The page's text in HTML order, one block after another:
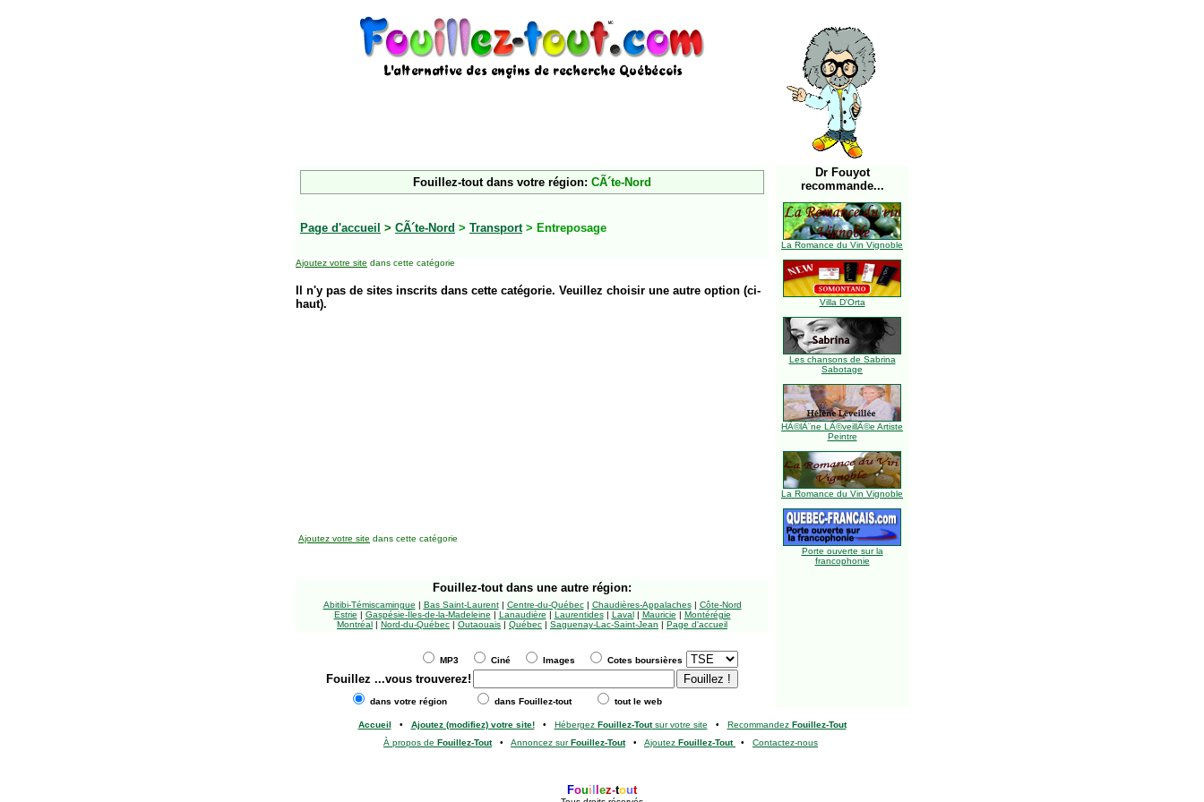
Fouillez-tout dans votre région: CÃ´te-Nord
Page d'accueil > CÃ´te-Nord > Transport> Entreposage
Ajoutez votre site dans cette catégorie
Il n'y pas de sites inscrits dans cette catégorie. Veuillez choisir une autre option (ci-
haut).
Dr Fouyot
recommande...
La Romance du Vin Vignoble
Villa D'Orta
Les chansons de Sabrina
Sabotage
HÃ©lÃ¨ne LÃ©veillÃ©e Artiste
Peintre
La Romance du Vin Vignoble
Porte ouverte sur la
francophonie
Ajoutez votre site dans cette catégorie
Fouillez-tout dans une autre région:
Abitibi-Témiscamingue | Bas Saint-Laurent| Centre-du-Québec| Chaudières-Appalaches| Côte-Nord
Estrie | Gaspésie-Îles-de-la-Madeleine | Lanaudière | Laurentides| Laval| Mauricie | Montérégie
Montréal | Nord-du-Québec | Outaouais | Québec | Saguenay-Lac-Saint-Jean | Page d'accueil
MP3 Ciné Images Cotes boursières
Fouillez ...vous trouverez!
dans votre région dans Fouillez-tout tout le web
Accueil • Ajoutez (modifiez) votre site!• Hébergez Fouillez-Toutsur votre site • Recommandez Fouillez-Tout
À propos de Fouillez-Tout• Annoncez surFouillez-Tout• Ajoutez Fouillez-Tout • Contactez-nous
Foui ez-tout